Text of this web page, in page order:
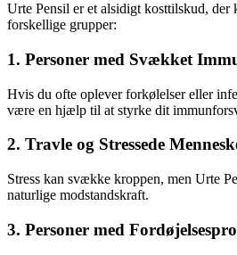
Urte Pensil er et alsidigt kosttilskud, der
forskellige grupper:
1. Personer med Svækket
Hvis du ofte oplever forkølelser eller
være en hjælp til at styrke dit
2. Travle og Stressede
Stress kan svække kroppen, men Urte
naturlige modstandskraft.
3. Personer med